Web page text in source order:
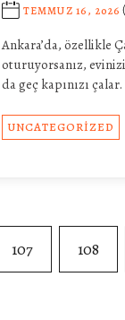
TEMMUZ 16, 2026
Ankara’da, özellikle
oturuyorsanız,
da geç kapınızı
UNCATEGORIZED
107 108